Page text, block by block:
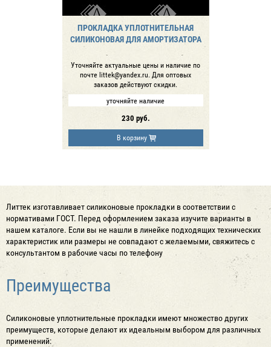
ПРОКЛАДКА УПЛОТНИТЕЛЬНАЯ
СИЛИКОНОВАЯ ДЛЯ АМОРТИЗАТОРА
Уточняйте актуальные цены и наличие по
почте littek@yandex.ru. Для оптовых
заказов действуют скидки.
уточняйте наличие
230 руб.
В корзину
Литтек изготавливает силиконовые прокладки в соответствии с
нормативами ГОСТ. Перед оформлением заказа изучите варианты в
нашем каталоге. Если вы не нашли в линейке подходящих технических
характеристик или размеры не совпадают с желаемыми, свяжитесь с
консультантом в рабочие часы по телефону
Преимущества
Силиконовые уплотнительные прокладки имеют множество других
преимуществ, которые делают их идеальным выбором для различных
применений: